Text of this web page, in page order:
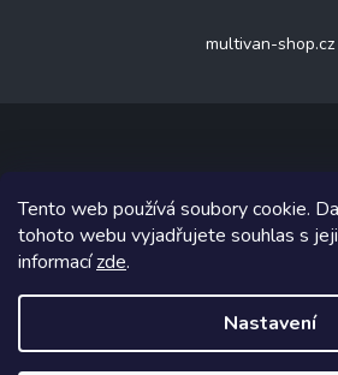
Tento web používá soubory cookie.
tohoto webu vyjadřujete souhlas s
informacízde.
Nastavení
multivan-shop.cz
Copyright 2026van-shop.cz . Všechna
nastavení cookies
Grafický návrh vytvořil a na Shoptet
Shoptetak.cz.